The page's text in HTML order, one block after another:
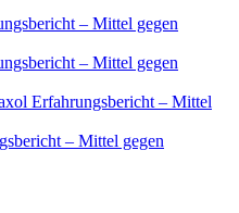
– Mittel gegen
– Mittel gegen
Erfahrungsbericht – Mittel
– Mittel gegen